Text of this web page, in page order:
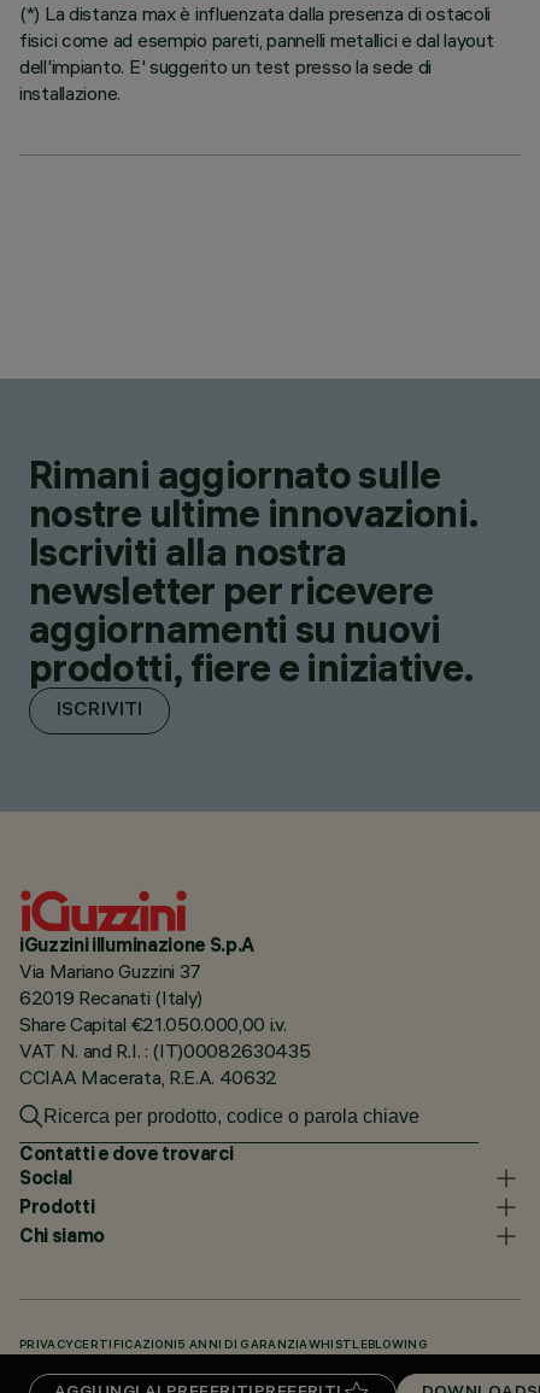
(*) La distanza max è influenzata dalla presenza di ostacoli
fisici come ad esempio pareti, pannelli metallici e dal layout
dell'impianto. E' suggerito un test presso la sede di
installazione.
Rimani aggiornato sulle
nostre ultime innovazioni.
Iscriviti alla nostra
newsletter per ricevere
aggiornamenti su nuovi
prodotti, fiere e iniziative.
ISCRIVITI
iGuzzini illuminazione S.p.A
Via Mariano Guzzini 37
62019 Recanati (Italy)
Share Capital €21.050.000,00 i.v.
VAT N. and R.I. : (IT)00082630435
CCIAA Macerata, R.E.A. 40632
Contatti e dove trovarci
Social
Prodotti
Chi siamo
PRIVACY CERTIFICAZIONI 5 ANNI DI GARANZIAWHISTLEBLOWING